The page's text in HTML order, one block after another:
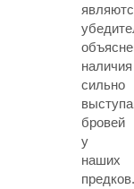
наличия
сильно
бровей
у
наших
предков.